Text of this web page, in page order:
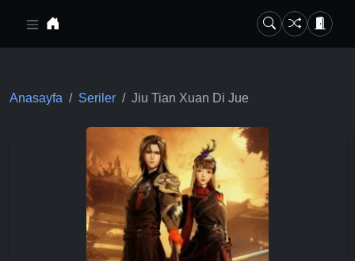
Anasayfa Seriler Jiu Tian Xuan Di Jue